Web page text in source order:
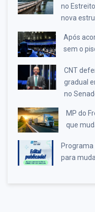
no
nova
Após
sem o
CNT
gradual
no
MP do
que
para